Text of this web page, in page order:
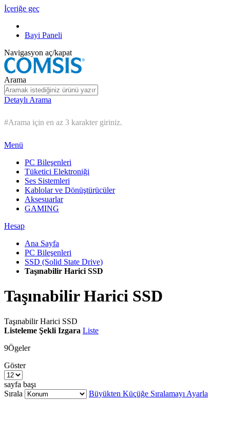
İçeriğe geç
Bayi Paneli
Navigasyon aç/kapat
Arama
Detaylı Arama
#Arama için en az 3 karakter giriniz.
Menü
PC Bileşenleri
Tüketici Elektroniği
Ses Sistemleri
Kablolar ve Dönüştürücüler
Aksesuarlar
GAMING
Hesap
Ana Sayfa
PC Bileşenleri
SSD (Solid State Drive)
Taşınabilir Harici SSD
Taşınabilir Harici SSD
Taşınabilir Harici SSD
Listeleme Şekli Izgara Liste
9Ögeler
Göster
sayfa başı
Sırala
Büyükten Küçüğe Sıralamayı Ayarla